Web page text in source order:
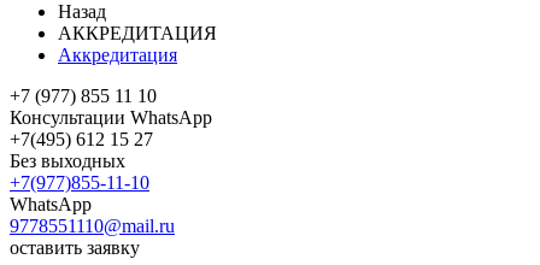
Назад
АККРЕДИТАЦИЯ
Аккредитация
+7 (977) 855 11 10
Консультации WhatsApp
+7(495) 612 15 27
Без выходных
+7(977)855-11-10
WhatsApp
9778551110@mail.ru
оставить заявку